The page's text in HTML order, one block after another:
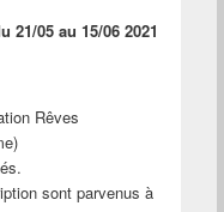
05 au 15/06 2021
Rêves
sont parvenus à